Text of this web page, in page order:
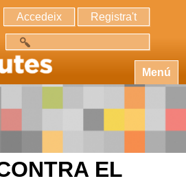
Accedeix Registra't
Menú
EL